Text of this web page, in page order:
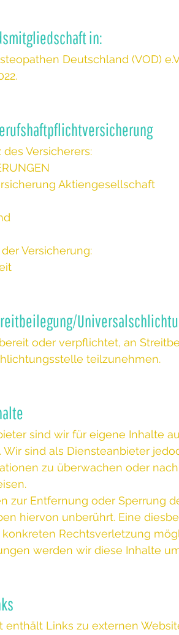
in:
Deutschland (VOD)
Versicherers:
Aktiengesellschaft
Versicherung:
oder verpflichtet, an
teilzunehmen.
sind wir für eigene Inhalte
Wir sind als Diensteanbieter
zu überwachen oder
zur Entfernung oder Sperrung
hiervon unberührt. Eine
konkreten Rechtsverletzung
werden wir diese Inhalte
enthält Links zu externen